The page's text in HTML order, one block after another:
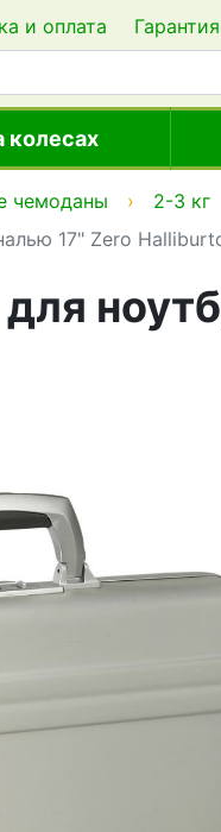
и оплата Гарантия
колесах
чемоданы 2-3 кг
17" Zero